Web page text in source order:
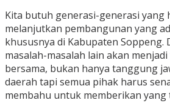
Kita butuh generasi-generasi yang
melanjutkan pembangunan yang
khususnya di Kabupaten Soppeng.
masalah-masalah lain akan
bersama, bukan hanya tanggung
daerah tapi semua pihak harus
membahu untuk memberikan yang